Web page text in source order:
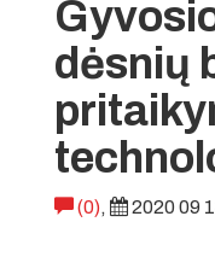
dėsnių
(0), 2020 09